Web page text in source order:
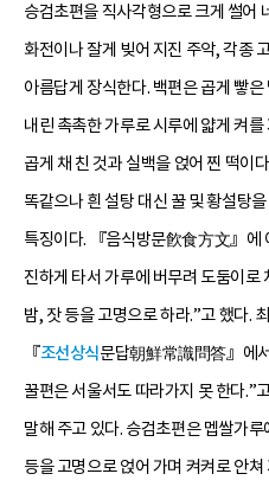
승검초편을 직사각형으로 크게 썰어
화전이나 잘게 빚어 지진 주악, 각종
아름답게 장식한다. 백편은 곱게 빻
내린 촉촉한 가루로 시루에 얇게 켜
곱게 채 친 것과 실백을 얹어 찐 떡이
똑같으나 흰 설탕 대신 꿀 및 황설탕
특징이다. 『음식방문飮食方文』에
진하게 타서 가루에 버무려 도둠이로
밤, 잣 등을 고명으로 하라.”고 했다.
『조선상식문답朝鮮常識問答』에
꿀편은 서울서도 따라가지 못 한다.”
말해 주고 있다. 승검초편은 멥쌀가
등을 고명으로 얹어 가며 켜켜로 안